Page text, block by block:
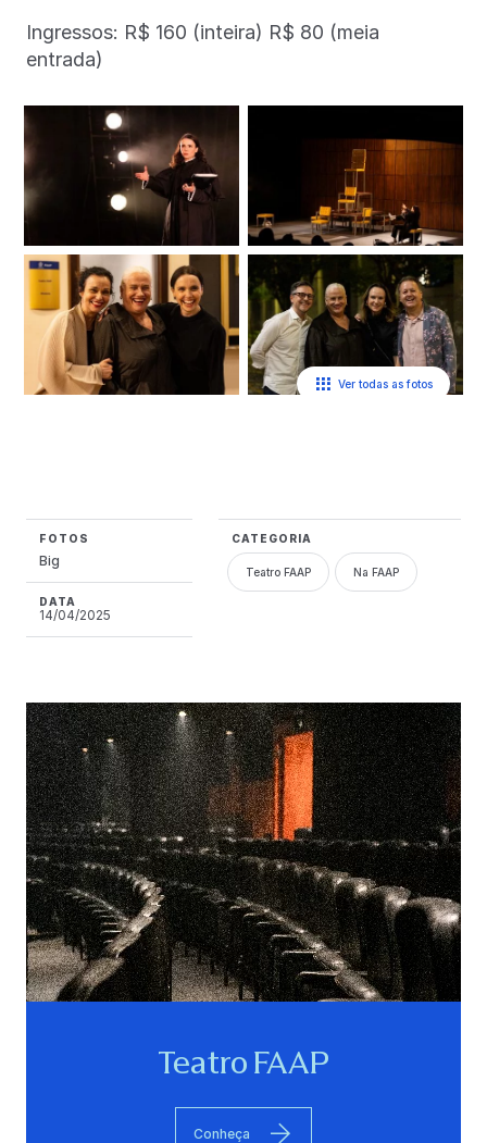
Ingressos: R$ 160 (inteira) R$ 80 (meia
entrada)
Ver todas as fotos
FOTOS
Big
DATA
14/04/2025
CATEGORIA
Teatro FAAP Na FAAP
Teatro FAAP
Conheça